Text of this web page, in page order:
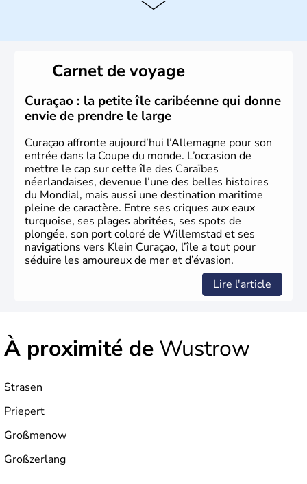
lesquelles bénéficient d'une grande autonomie. Le pays
peut se targuer de grands noms qu'il a vu naître dans tous
les domaines, des arts à la politique en passant par la
philosophie. Hertz, Gutenberg, Heidegger, Thomas Mann,
Herman Hesse ou bien Hegel en font partie.
Carnet de voyage
Curaçao : la petite île caribéenne qui donne
envie de prendre le large
Curaçao affronte aujourd’hui l’Allemagne pour son
entrée dans la Coupe du monde. L’occasion de
mettre le cap sur cette île des Caraïbes
néerlandaises, devenue l’une des belles histoires
du Mondial, mais aussi une destination maritime
pleine de caractère. Entre ses criques aux eaux
turquoise, ses plages abritées, ses spots de
plongée, son port coloré de Willemstad et ses
navigations vers Klein Curaçao, l’île a tout pour
séduire les amoureux de mer et d’évasion.
Lire l'article
À proximité de Wustrow
Strasen
Priepert
Großmenow
Großzerlang